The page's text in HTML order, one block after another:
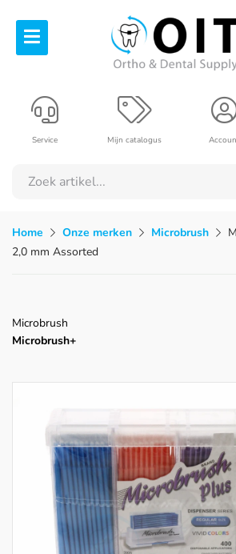
Mijn catalogus
Service
Home Onze merken Microbrush
2,0 mm Assorted
Microbrush
Microbrush+